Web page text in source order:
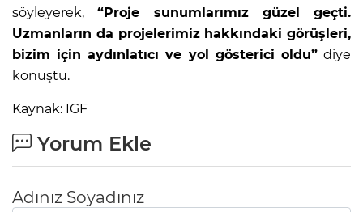
söyleyerek,“Proje sunumlarımız güzel geçti.
Uzmanların da projelerimiz hakkındaki görüşleri,
bizim için aydınlatıcı ve yol gösterici oldu”diye
konuştu.
Kaynak: IGF
Yorum Ekle
Adınız Soyadınız